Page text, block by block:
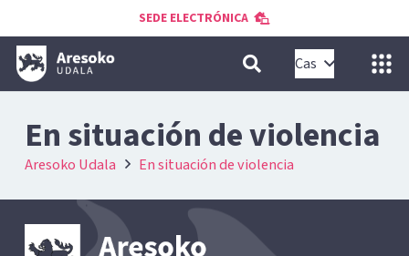
SEDE ELECTRÓNICA
Cas
En situación de violencia
Aresoko Udala En situación de violencia